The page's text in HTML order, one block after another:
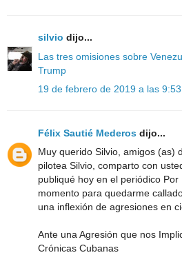
silvio dijo...
Las tres omisiones sobre
Trump
19 de febrero de 2019 a las 9:53
Félix Sautié Mederos dijo...
Muy querido Silvio, amigos (as)
pilotea Silvio, comparto con
publiqué hoy en el periódico Por
momento para quedarme
una inflexión de agresiones en
Ante una Agresión que nos
Crónicas Cubanas